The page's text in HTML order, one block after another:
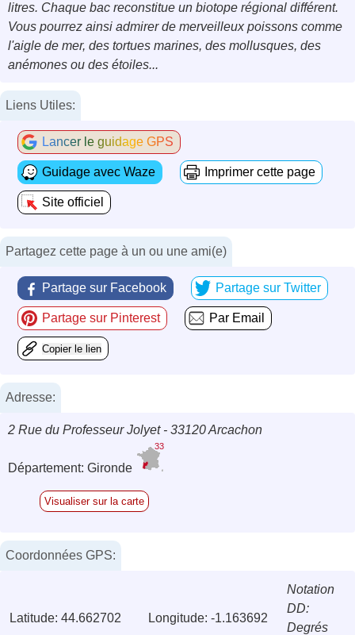
litres. Chaque bac reconstitue un biotope régional différent.
Vous pourrez ainsi admirer de merveilleux poissons comme
l'aigle de mer, des tortues marines, des mollusques, des
anémones ou des étoiles...
Liens Utiles:
Lancer le guidage GPS
Guidage avec Waze Imprimer cette page
Site officiel
Partagez cette page à un ou une ami(e)
Partage sur Facebook Partage sur Twitter
Partage sur Pinterest Par Email
Copier le lien
Adresse:
2 Rue du Professeur Jolyet - 33120 Arcachon
Département: Gironde
33
Visualiser sur la carte
Coordonnées GPS:
Latitude: 44.662702 Longitude: -1.163692
Notation
DD:
Degrés